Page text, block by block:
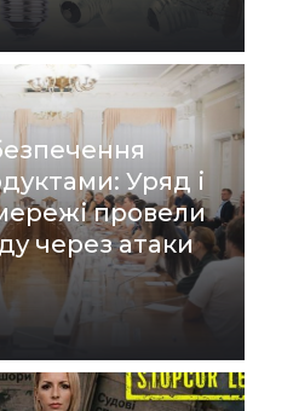
Уряд і
провели
через атаки